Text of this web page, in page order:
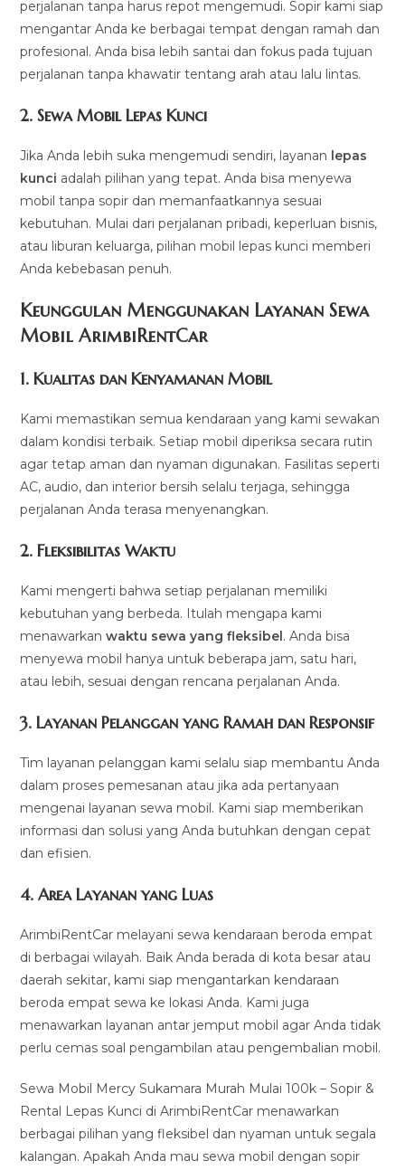
perjalanan tanpa harus repot mengemudi. Sopir kami siap
mengantar Anda ke berbagai tempat dengan ramah dan
profesional. Anda bisa lebih santai dan fokus pada tujuan
perjalanan tanpa khawatir tentang arah atau lalu lintas.
2.Sewa Mobil Lepas Kunci
Jika Anda lebih suka mengemudi sendiri, layanan lepas
kunci adalah pilihan yang tepat. Anda bisa menyewa
mobil tanpa sopir dan memanfaatkannya sesuai
kebutuhan. Mulai dari perjalanan pribadi, keperluan bisnis,
atau liburan keluarga, pilihan mobil lepas kunci memberi
Anda kebebasan penuh.
Keunggulan Menggunakan Layanan Sewa
Mobil ArimbiRentCar
1.Kualitas dan Kenyamanan Mobil
Kami memastikan semua kendaraan yang kami sewakan
dalam kondisi terbaik. Setiap mobil diperiksa secara rutin
agar tetap aman dan nyaman digunakan. Fasilitas seperti
AC, audio, dan interior bersih selalu terjaga, sehingga
perjalanan Anda terasa menyenangkan.
2.Fleksibilitas Waktu
Kami mengerti bahwa setiap perjalanan memiliki
kebutuhan yang berbeda. Itulah mengapa kami
menawarkanwaktu sewa yang fleksibel. Anda bisa
menyewa mobil hanya untuk beberapa jam, satu hari,
atau lebih, sesuai dengan rencana perjalanan Anda.
3.Layanan Pelanggan yang Ramah dan Responsif
Tim layanan pelanggan kami selalu siap membantu Anda
dalam proses pemesanan atau jika ada pertanyaan
mengenai layanan sewa mobil. Kami siap memberikan
informasi dan solusi yang Anda butuhkan dengan cepat
dan efisien.
4.Area Layanan yang Luas
ArimbiRentCar melayani sewa kendaraan beroda empat
di berbagai wilayah. Baik Anda berada di kota besar atau
daerah sekitar, kami siap mengantarkan kendaraan
beroda empat sewa ke lokasi Anda. Kami juga
menawarkan layanan antar jemput mobil agar Anda tidak
perlu cemas soal pengambilan atau pengembalian mobil.
Sewa Mobil Mercy Sukamara Murah Mulai 100k – Sopir &
Rental Lepas Kunci di ArimbiRentCar menawarkan
berbagai pilihan yang fleksibel dan nyaman untuk segala
kalangan. Apakah Anda mau sewa mobil dengan sopir